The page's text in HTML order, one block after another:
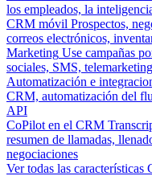
los empleados, la
CRM móvil Prospectos,
correos electrónicos,
Marketing Use campañas
sociales, SMS,
Automatización e
CRM, automatización del
API
CoPilot en el CRM
resumen de llamadas,
negociaciones
Ver todas las características